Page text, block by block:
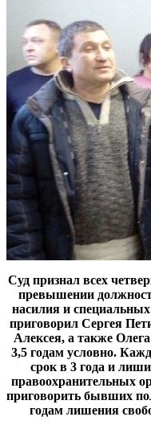
Суд признал всех
превышении
насилия и
приговорил Сергея
Алексея, а также
3,5 годам условно.
срок в 3 года и
правоохранительных
приговорить бывших
годам лишения